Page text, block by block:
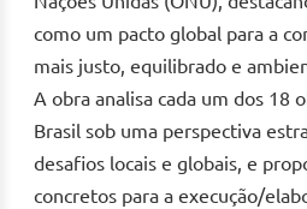
como um pacto global para a
mais justo, equilibrado e
A obra analisa cada um dos 18
Brasil sob uma perspectiva
desafios locais e globais, e
concretos para a execução/